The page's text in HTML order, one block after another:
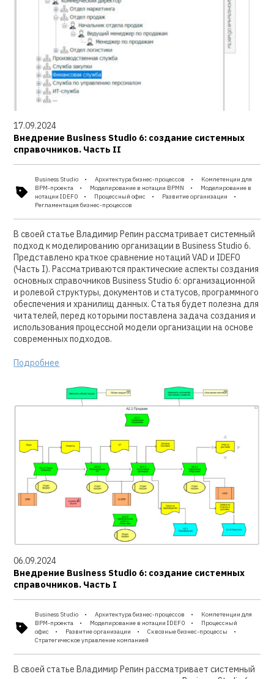
17.09.2024
Внедрение Business Studio 6: создание системных
справочников. Часть II
Business Studio Архитектура бизнес-процессов
Компетенции для
BPM-проекта
Моделирование в нотации BPMN
Моделирование в
нотации IDEF0
Процессный офис
Развитие организации
Регламентация бизнес-процессов
В своей статье Владимир Репин рассматривает системный
подход к моделированию организации в Business Studio 6.
Представлено краткое сравнение нотаций VAD и IDEF0
(Часть I). Рассматриваются практические аспекты создания
основных справочников Business Studio 6: организационной
и ролевой структуры, документов и статусов, программного
обеспечения и хранилищ данных. Статья будет полезна для
читателей, перед которыми поставлена задача создания и
использования процессной модели организации на основе
современных подходов.
Подробнее
06.09.2024
Внедрение Business Studio 6: создание системных
справочников. Часть I
Business Studio Архитектура бизнес-процессов
Компетенции для
BPM-проекта
Моделирование в нотации IDEF0
Процессный
офис
Развитие организации
Сквозные бизнес-процессы
Стратегическое управление компанией
В своей статье Владимир Репин рассматривает системный